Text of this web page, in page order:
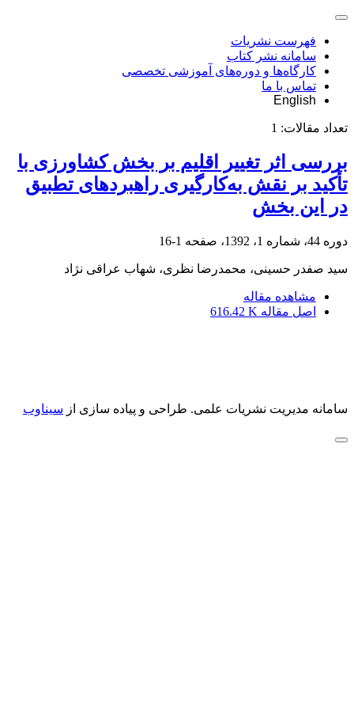
فهرست نشریات
سامانه نشر کتاب
کارگاه‌ها و دوره‌های آموزشی تخصصی
تماس با ما
English
تعداد مقالات: 1
بررسی اثر تغییر اقلیم بر بخش کشاورزی با
تأکید بر نقش به‌کارگیری راهبردهای تطبیق
در این بخش
دوره 44، شماره 1، 1392، صفحه 1-16
سید صفدر حسینی، محمدرضا نظری، شهاب عراقی نژاد
مشاهده مقاله
اصل مقاله 616.42 K
سامانه مدیریت نشریات علمی. طراحی و پیاده سازی از سیناوب